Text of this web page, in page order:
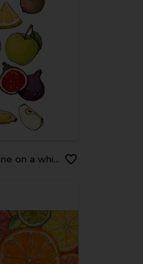
lemon, orange, lime, Tangerine, kiwi, figs, banana